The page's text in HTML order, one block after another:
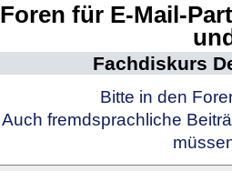
Foren für E-Mail-
Fachdiskurs
Bitte in den
Auch fremdsprachliche